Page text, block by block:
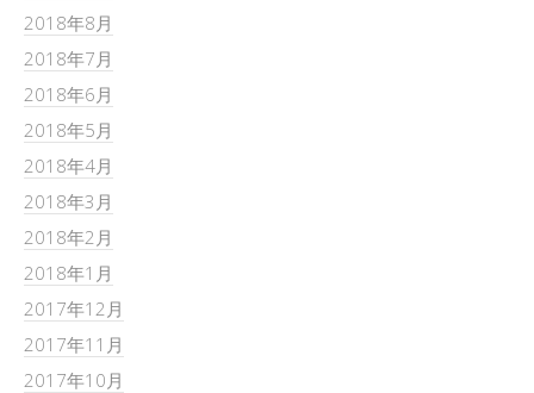
2018年8月
2018年7月
2018年6月
2018年5月
2018年4月
2018年3月
2018年2月
2018年1月
2017年12月
2017年11月
2017年10月